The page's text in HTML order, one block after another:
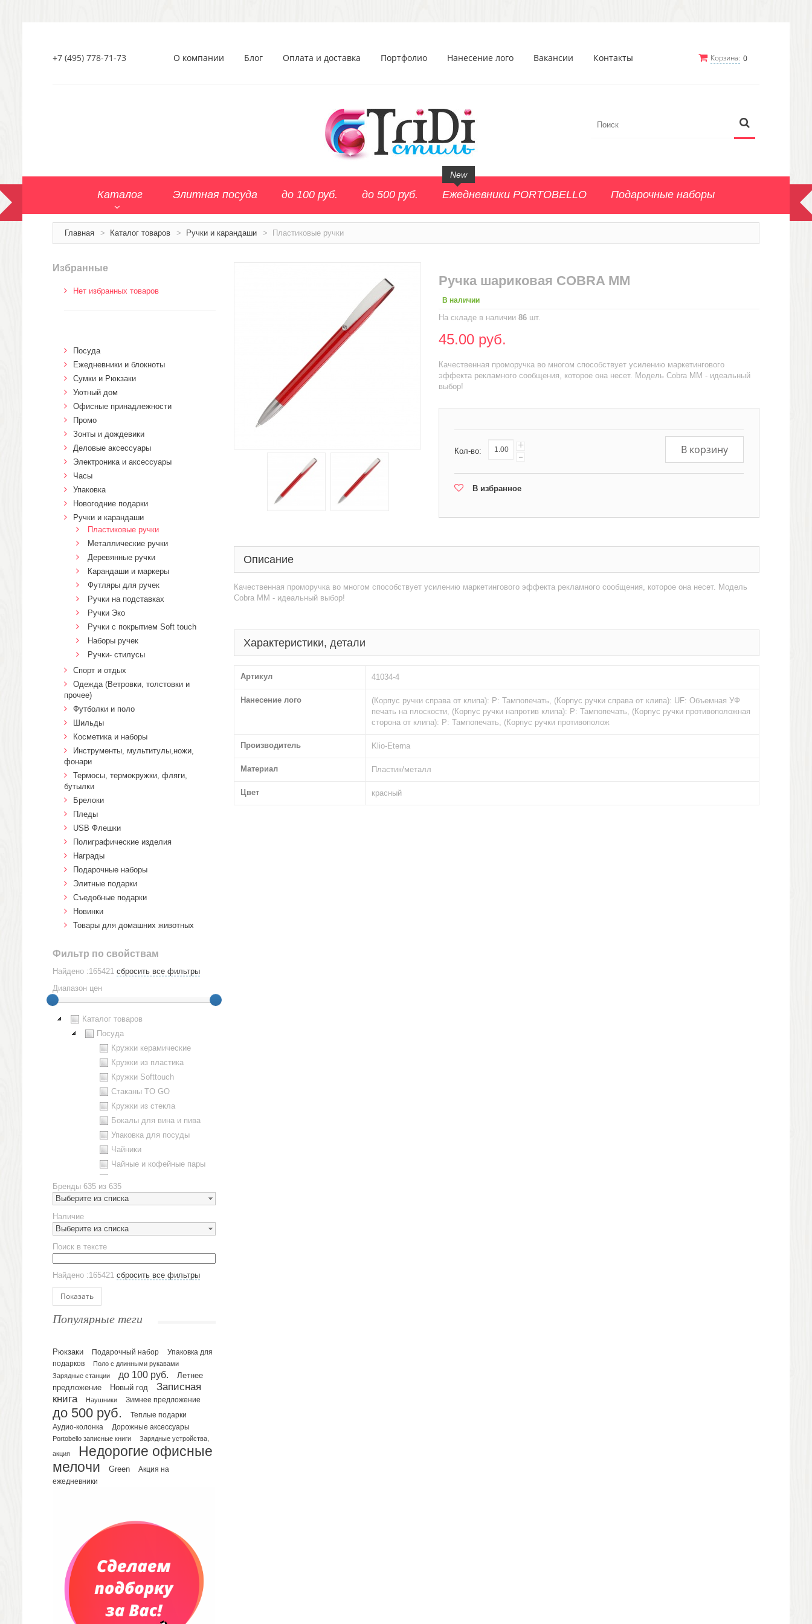
Корзина: 0
+7 (495) 778-71-73 О компании Блог Оплата и доставка Портфолио Нанесение лого Вакансии Контакты
Каталог Элитная посуда до 100 руб. до 500 руб. Ежедневники PORTOBELLO
New
Подарочные наборы
Главная > Каталог товаров > Ручки и карандаши > Пластиковые ручки
Ручка шариковая COBRA MM
В наличии
На складе в наличии86 шт.
45.00 руб.
Качественная проморучка во многом способствует усилению маркетингового
эффекта рекламного сообщения, которое она несет. Модель Cobra MM - идеальный
выбор!
Кол-во: +
- В корзину
В избранное
Описание
Качественная проморучка во многом способствует усилению маркетингового эффекта рекламного сообщения, которое она несет. Модель
Cobra MM - идеальный выбор!
Характеристики, детали
Артикул 41034-4
Нанесение лого
(Корпус ручки справа от клипа): Р: Тампопечать, (Корпус ручки справа от клипа): UF: Объемная УФ
печать на плоскости, (Корпус ручки напротив клипа): Р: Тампопечать, (Корпус ручки противоположная
сторона от клипа): Р: Тампопечать, (Корпус ручки противополож
Производитель Klio-Eterna
Материал Пластик/металл
Цвет красный
Избранные
Нет избранных товаров
Посуда
Ежедневники и блокноты
Сумки и Рюкзаки
Уютный дом
Офисные принадлежности
Промо
Зонты и дождевики
Деловые аксессуары
Электроника и аксессуары
Часы
Упаковка
Новогодние подарки
Ручки и карандаши
Пластиковые ручки
Металлические ручки
Деревянные ручки
Карандаши и маркеры
Футляры для ручек
Ручки на подставках
Ручки Эко
Ручки с покрытием Soft touch
Наборы ручек
Ручки- стилусы
Спорт и отдых
Одежда (Ветровки, толстовки и
прочее)
Футболки и поло
Шильды
Косметика и наборы
Инструменты, мультитулы,ножи,
фонари
Термосы, термокружки, фляги,
бутылки
Брелоки
Пледы
USB Флешки
Полиграфические изделия
Награды
Подарочные наборы
Элитные подарки
Cъедобные подарки
Новинки
Товары для домашних животных
Фильтр по свойствам
Найдено :165421 сбросить все фильтры
Диапазон цен
Каталог товаров
Посуда
Кружки керамические
Кружки из пластика
Кружки Softtouch
Стаканы TO GO
Кружки из стекла
Бокалы для вина и пива
Упаковка для посуды
Чайники
Чайные и кофейные пары
Наборы посуды
Предметы сервировки
Стаканы
Эко кружки
ЕВРОПОСУДА
Аксессуары
Ежедневники и блокноты
Датированные ежедневники
Планинги и телефонные книжки
Планинги датированные
Планинги недатированные
Телефонные книжки
Еженедельники
Органайзер на ежедневник
Сумки и Рюкзаки
Сумки для планшетов и ноутбуков
Рюкзаки
Несессеры и косметички
Сумки спортивные
Портфели
Чехлы для планшетов и ноутбуков
Сумка на пояс или шею
Аксессуары
Бренды 635 из 635
Выберите из списка
Наличие
Выберите из списка
Поиск в тексте
Найдено :165421 сбросить все фильтры
Показать
Популярные теги
Рюкзаки Подарочный набор
Упаковка для
подарков
Поло с длинными рукавами
Зарядные станции
до 100 руб.
Летнее
предложение
Новый год
Записная
книга
Наушники Зимнее предложение
до 500 руб.
Теплые подарки
Аудио-колонка
Дорожные аксессуары
Portobello записные книги
Зарядные устройства,
акция
Недорогие офисные
мелочи
Green
Акция на
ежедневники